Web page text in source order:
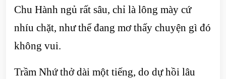
Chu Hành ngủ rất sâu, chỉ là lông mày cứ
nhíu chặt, như thể đang mơ thấy chuyện gì đó
không vui.
Trầm Nhứ thở dài một tiếng, do dự hồi lâu